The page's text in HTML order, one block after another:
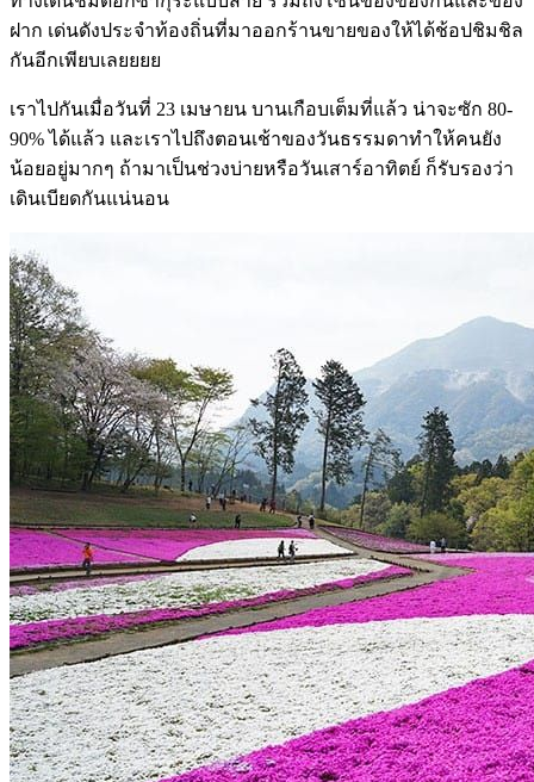
ฝาก เด่นดังประจำท้องถิ่นที่มาออกร้านขายของให้ได้ช้อปชิมชิล
กันอีกเพียบเลยยยย
เราไปกันเมื่อวันที่ 23 เมษายน บานเกือบเต็มที่แล้ว น่าจะซัก 80-
90% ได้แล้ว และเราไปถึงตอนเช้าของวันธรรมดาทำให้คนยัง
น้อยอยู่มากๆ ถ้ามาเป็นช่วงบ่ายหรือวันเสาร์อาทิตย์ ก็รับรองว่า
เดินเบียดกันแน่นอน